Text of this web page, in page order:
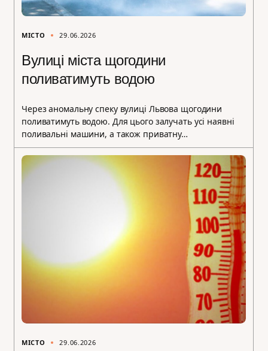
МІСТО 29.06.2026
Вулиці міста щогодини
поливатимуть водою
Через аномальну спеку вулиці Львова щогодини
поливатимуть водою. Для цього залучать усі наявні
поливальні машини, а також приватну…
МІСТО 29.06.2026